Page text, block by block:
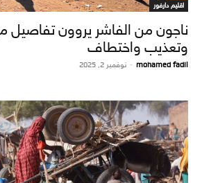
اقليم دارفور
ناجون من الفاشر يروون تفاصيل
وتعذيب واختطاف
mohamed fadil
- نوفمبر 2, 2025